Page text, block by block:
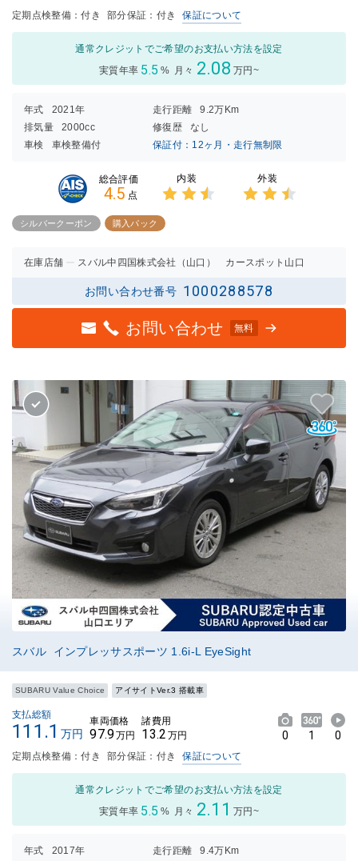
定期点検整備：付き 部分保証：付き 保証について
通常クレジットでご希望のお支払い方法を設定
実質年率 5.5 % 月々 2.08 万円~
年式 2021年 走行距離
9.2万Km
排気量
2000cc 修復歴
なし
車検
車検整備付 保証付：12ヶ月・走行無制限
総合評価
4.5 点
内装
2.5点
外装
シルバークーポン 購入パック
在庫店舗 スバル中四国株式会社（山口） カースポット山口
お問い合わせ番号 1000288578
お問い合わせ 無料
スバル インプレッサスポーツ 1.6i-L EyeSight
SUBARU Value Choice アイサイトVer.3 搭載車
支払総額
111.1 万円
車両価格
97.9万円
諸費用
13.2 万円 0 1 0
定期点検整備：付き 部分保証：付き 保証について
通常クレジットでご希望のお支払い方法を設定
実質年率 5.5 % 月々 2.11 万円~
年式 2017年 走行距離
9.4万Km